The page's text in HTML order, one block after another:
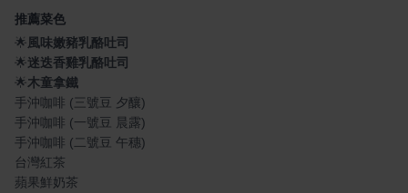
推薦菜色
🌟 風味嫩豬乳酪吐司
🌟迷迭香雞乳酪吐司
🌟木童拿鐵
手沖咖啡 (三號豆 夕釀)
手沖咖啡 (一號豆 晨露)
手沖咖啡 (二號豆 午穗)
台灣紅茶
蘋果鮮奶茶